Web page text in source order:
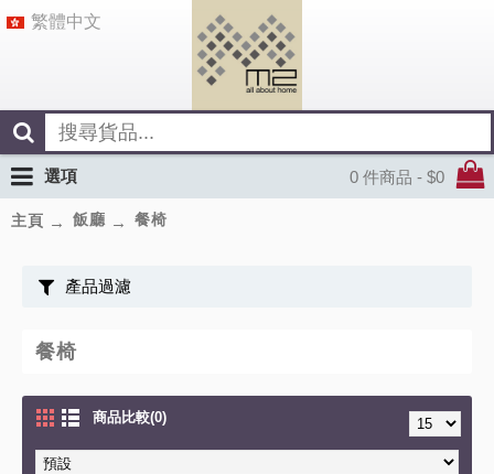
繁體中文
0 件商品 - $0
選項
主頁 飯廳 餐椅
產品過濾
餐椅
商品比較(0)